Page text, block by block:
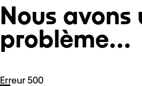
Nous avons
problème...
Erreur 500